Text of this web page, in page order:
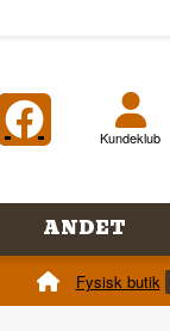
Kundeklub
ANDET
Fysisk butik